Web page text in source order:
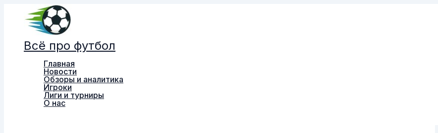
Перейти
содержимому
Всё про футбол
Главная
Новости
Обзоры и аналитика
Игроки
Лиги и турниры
О нас